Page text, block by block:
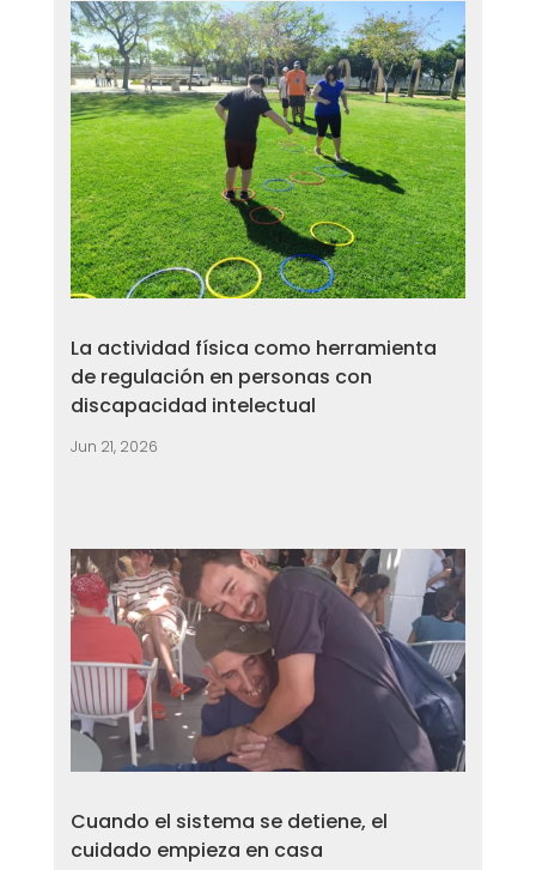
La actividad física como herramienta
de regulación en personas con
discapacidad intelectual
Jun 21, 2026
Cuando el sistema se detiene, el
cuidado empieza en casa